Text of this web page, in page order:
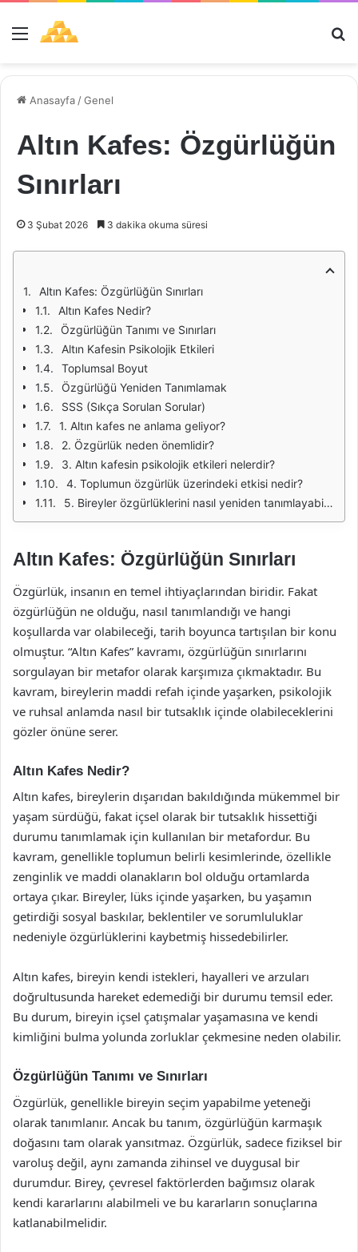
Menü
Anasayfa /Genel
Altın Kafes: Özgürlüğün
Sınırları
3 Şubat 2026 3 dakika okuma süresi
Altın Kafes: Özgürlüğün Sınırları
Altın Kafes Nedir?
Özgürlüğün Tanımı ve Sınırları
Altın Kafesin Psikolojik Etkileri
Toplumsal Boyut
Özgürlüğü Yeniden Tanımlamak
SSS (Sıkça Sorulan Sorular)
1. Altın kafes ne anlama geliyor?
2. Özgürlük neden önemlidir?
3. Altın kafesin psikolojik etkileri nelerdir?
4. Toplumun özgürlük üzerindeki etkisi nedir?
5. Bireyler özgürlüklerini nasıl yeniden tanımlayabilirler?
Altın Kafes: Özgürlüğün Sınırları
Özgürlük, insanın en temel ihtiyaçlarından biridir. Fakat
özgürlüğün ne olduğu, nasıl tanımlandığı ve hangi
koşullarda var olabileceği, tarih boyunca tartışılan bir konu
olmuştur. “Altın Kafes” kavramı, özgürlüğün sınırlarını
sorgulayan bir metafor olarak karşımıza çıkmaktadır. Bu
kavram, bireylerin maddi refah içinde yaşarken, psikolojik
ve ruhsal anlamda nasıl bir tutsaklık içinde olabileceklerini
gözler önüne serer.
Altın Kafes Nedir?
Altın kafes, bireylerin dışarıdan bakıldığında mükemmel bir
yaşam sürdüğü, fakat içsel olarak bir tutsaklık hissettiği
durumu tanımlamak için kullanılan bir metafordur. Bu
kavram, genellikle toplumun belirli kesimlerinde, özellikle
zenginlik ve maddi olanakların bol olduğu ortamlarda
ortaya çıkar. Bireyler, lüks içinde yaşarken, bu yaşamın
getirdiği sosyal baskılar, beklentiler ve sorumluluklar
nedeniyle özgürlüklerini kaybetmiş hissedebilirler.
Altın kafes, bireyin kendi istekleri, hayalleri ve arzuları
doğrultusunda hareket edemediği bir durumu temsil eder.
Bu durum, bireyin içsel çatışmalar yaşamasına ve kendi
kimliğini bulma yolunda zorluklar çekmesine neden olabilir.
Özgürlüğün Tanımı ve Sınırları
Özgürlük, genellikle bireyin seçim yapabilme yeteneği
olarak tanımlanır. Ancak bu tanım, özgürlüğün karmaşık
doğasını tam olarak yansıtmaz. Özgürlük, sadece fiziksel bir
varoluş değil, aynı zamanda zihinsel ve duygusal bir
durumdur. Birey, çevresel faktörlerden bağımsız olarak
kendi kararlarını alabilmeli ve bu kararların sonuçlarına
katlanabilmelidir.